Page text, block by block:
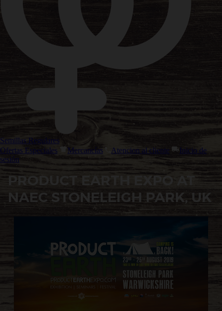
Semillas Regulares
Ofertas Especiales
Mercancías Atencion al cliente
Inicio de
sesión
PRODUCT EARTH EXPO AT
NAEC STONELEIGH PARK, UK